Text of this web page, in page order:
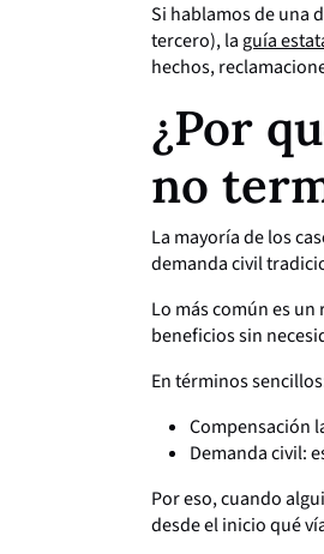
Si hablamos de una
tercero), la guía
hechos,
¿Por
no
La mayoría de los
demanda civil
Lo más común es
beneficios sin
En términos
Compensación
Demanda civil:
Por eso, cuando
desde el inicio qué